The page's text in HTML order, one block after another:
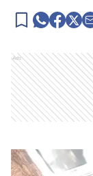
Ads